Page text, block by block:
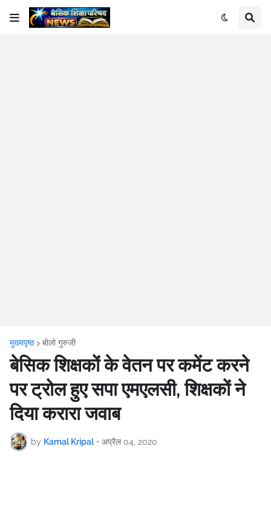
मुख्यपृष्ठ बोलो गुरुजी
बेसिक शिक्षकों के वेतन पर कमेंट करने
पर ट्रोल हुए सपा एमएलसी, शिक्षकों ने
दिया करारा जवाब
by Kamal Kripal • अप्रैल 04, 2020